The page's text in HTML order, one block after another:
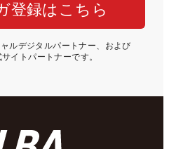
登録はこちら
ルデジタルパートナー、および
イトパートナーです。